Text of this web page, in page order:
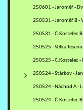
250601 - Jaroměř -
250531 - Jaroměř B -
250531 - Č.Kostelec B
250525 - Velká
250525 - Č.Kostelec -
250524 - Stárkov -
250524 - Náchod A -